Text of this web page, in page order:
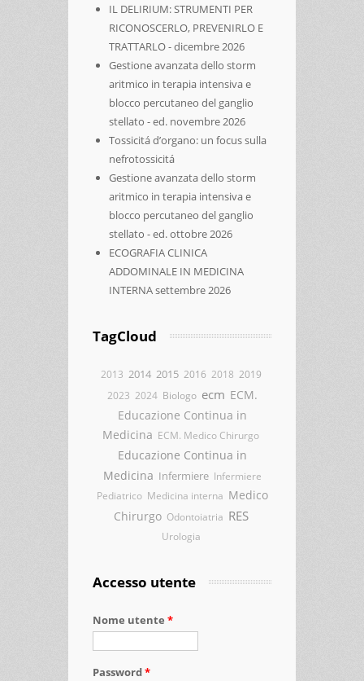
IL DELIRIUM: STRUMENTI PER
RICONOSCERLO, PREVENIRLO E
TRATTARLO - dicembre 2026
Gestione avanzata dello storm
aritmico in terapia intensiva e
blocco percutaneo del ganglio
stellato - ed. novembre 2026
Tossicitá d’organo: un focus sulla
nefrotossicitá
Gestione avanzata dello storm
aritmico in terapia intensiva e
blocco percutaneo del ganglio
stellato - ed. ottobre 2026
ECOGRAFIA CLINICA
ADDOMINALE IN MEDICINA
INTERNA settembre 2026
TagCloud
2013 2014 2015 2016 2018 2019
2023 2024 Biologo ecm ECM.
Educazione Continua in
Medicina ECM. Medico Chirurgo
Educazione Continua in
Medicina Infermiere Infermiere
Pediatrico Medicina interna Medico
Chirurgo Odontoiatria RES
Urologia
Accesso utente
Nome utente *
Password*